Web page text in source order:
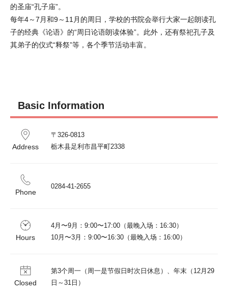
的圣庙“孔子庙”。
每年4～7月和9～11月的周日，学校的书院会举行大家一起朗读孔
子的经典《论语》的“周日论语朗读体验”。此外，还有祭祀孔子及
其弟子的仪式“释祭”等，各个季节活动丰富。
Basic Information
Address
〒326-0813
Phone
0284-41-2655
Hours
4月〜9月：9:00〜17:00（最晚入场：16:30）
Closed
第3个周一（周一是节假日时次日休息）、年末（12月29
日～31日）